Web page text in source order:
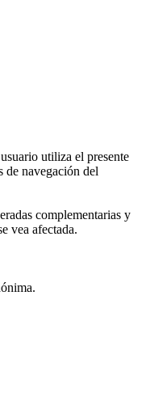
utiliza el presente
de navegación del
complementarias y
vea afectada.